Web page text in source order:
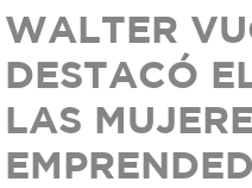
Defensa
civil
Zoonosis
Transparencia
Actualidad
Correo
WALTER
DESTACÓ
LAS